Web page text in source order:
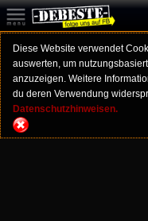
Diese Website verwendet
auswerten, um
anzuzeigen. Weitere
du deren Verwendung
Datenschutzhinweisen.